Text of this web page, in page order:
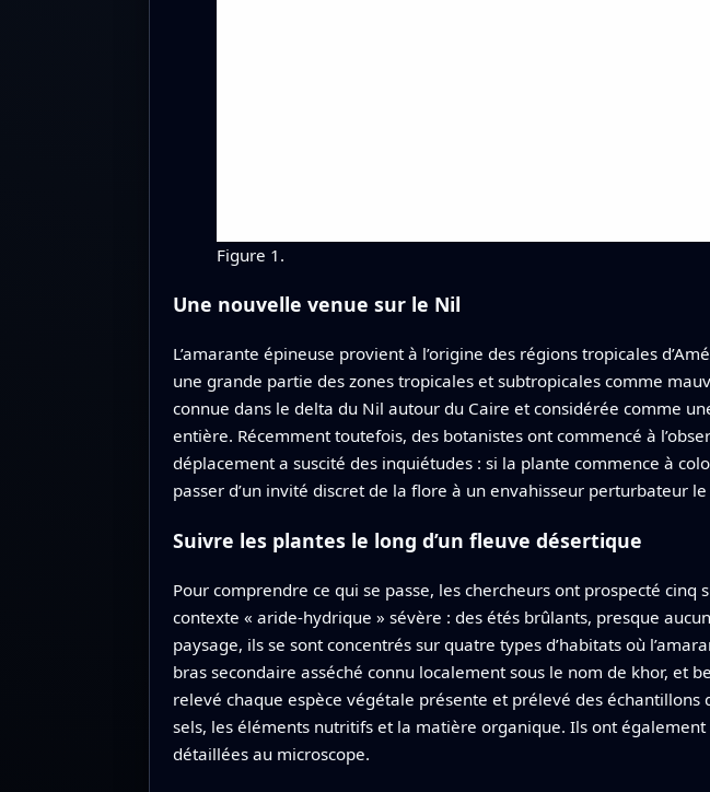
Figure 1.
Une nouvelle venue sur le Nil
L’amarante épineuse provient à l’origine des régions tropicales
une grande partie des zones tropicales et subtropicales comme
connue dans le delta du Nil autour du Caire et considérée comme
entière. Récemment toutefois, des botanistes ont commencé à
déplacement a suscité des inquiétudes : si la plante commence à
passer d’un invité discret de la flore à un envahisseur perturbateur
Suivre les plantes le long d’un fleuve désertique
Pour comprendre ce qui se passe, les chercheurs ont prospecté
contexte « aride‑hydrique » sévère : des étés brûlants, presque
paysage, ils se sont concentrés sur quatre types d’habitats où
bras secondaire asséché connu localement sous le nom de khor, et
relevé chaque espèce végétale présente et prélevé des
sels, les éléments nutritifs et la matière organique. Ils ont
détaillées au microscope.